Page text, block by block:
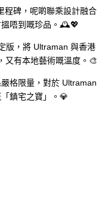
程碑，呢啲聯乘設計融合
搵唔到嘅珍品。🕰️💖
版，將 Ultraman 與香港
又有本地藝術嘅溫度。🎨
格限量，對於 Ultraman
鎮宅之寶」。💎